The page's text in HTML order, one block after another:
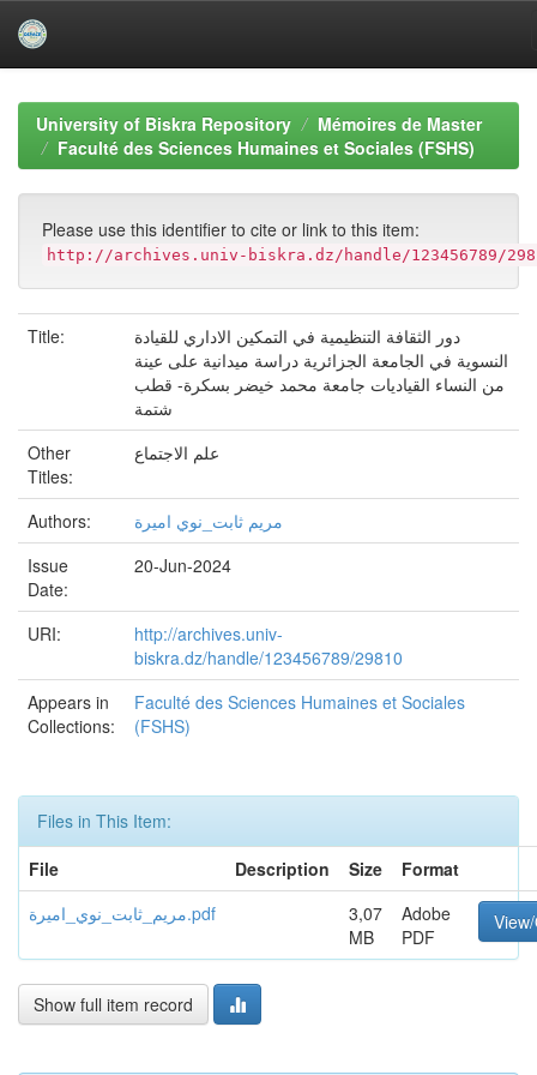
navigationUniversity of Biskra Repository
Mémoires de Master
Faculté des Sciences Humaines et Sociales (FSHS)
Please use this identifier to cite or link to this item:
http://archives.univ-biskra.dz/handle/123456789/
Title:
دور الثقافة التنظيمية في التمكين الاداري للقيادة
النسوية في الجامعة الجزائرية دراسة ميدانية على عينة
من النساء القياديات جامعة محمد خيضر بسكرة- قطب
شتمة
Other
Titles:
علم الاجتماع
Authors:
مريم ثابت_نوي اميرة
Issue
Date:
20-Jun-2024
URI:
http://archives.univ-
biskra.dz/handle/123456789/29810
Appears in
Collections:
Faculté des Sciences Humaines et Sociales
(FSHS)
Files in This Item:
File
Description Size
Format
مريم_ثابت_نوي_اميرة.pdf
3,07
MB
Adobe
PDF
Show full item record